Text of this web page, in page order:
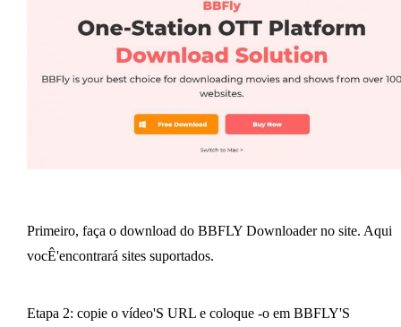
Primeiro, faça o download do BBFLY Downloader no site. Aqui
vocÊ'encontrará sites suportados.
Etapa 2: copie o vídeo'S URL e coloque -o em BBFLY'S